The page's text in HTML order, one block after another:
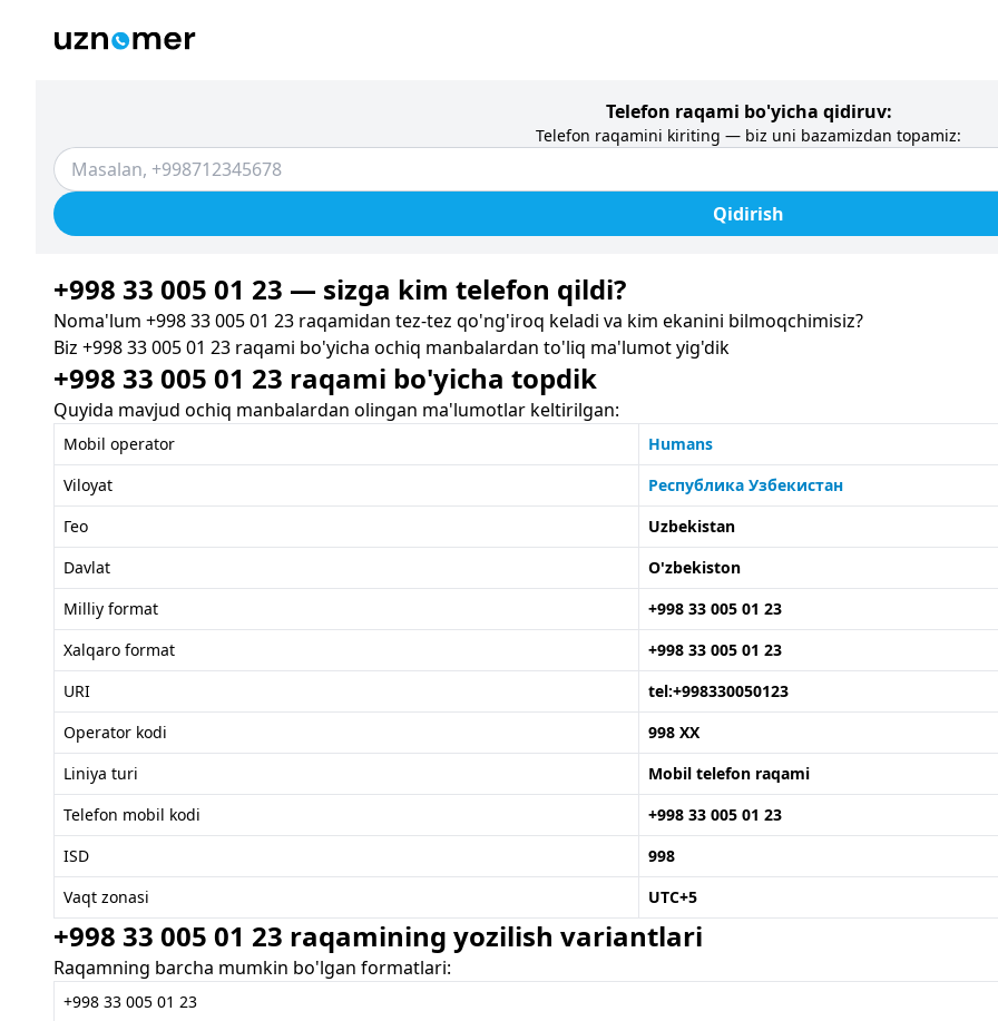
Telefon raqami bo'yicha qidiruv:
Telefon raqamini kiriting — biz uni bazamizdan topamiz:
Qidirish
+998 33 005 01 23 — sizga kim telefon qildi?
Noma'lum +998 33 005 01 23 raqamidan tez-tez qo'ng'iroq keladi va kim ekanini bilmoqchimisiz?
Biz +998 33 005 01 23 raqami bo'yicha ochiq manbalardan to'liq ma'lumot yig'dik
+998 33 005 01 23 raqami bo'yicha topdik
Quyida mavjud ochiq manbalardan olingan ma'lumotlar keltirilgan:
Mobil operator
Humans
Viloyat
Республика Узбекистан
Гео
Uzbekistan
Davlat
O'zbekiston
Milliy format
+998 33 005 01 23
Xalqaro format
+998 33 005 01 23
URI
tel:+998330050123
Operator kodi
998 XX
Liniya turi
Mobil telefon raqami
Telefon mobil kodi
+998 33 005 01 23
ISD
998
Vaqt zonasi
UTC+5
+998 33 005 01 23 raqamining yozilish variantlari
Raqamning barcha mumkin bo'lgan formatlari:
+998 33 005 01 23